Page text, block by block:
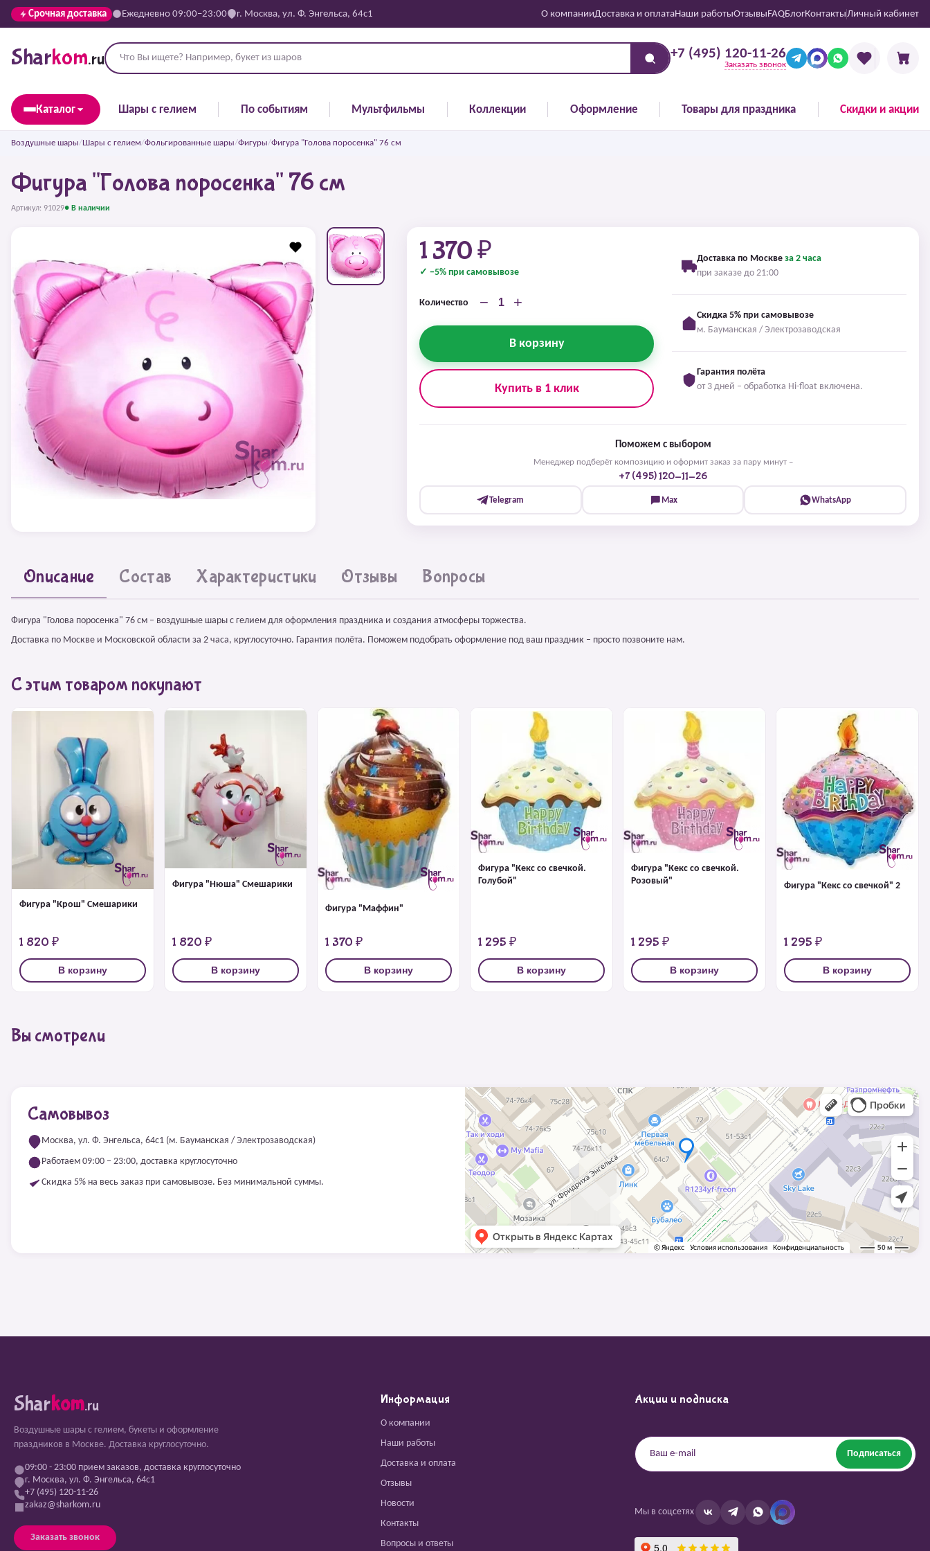
Срочная доставка Ежедневно 09:00–23:00 г. Москва, ул. Ф. Энгельса, 64с1 О компанииДоставка и оплатаНаши работыОтзывыFAQБлогКонтактыЛичный кабинет
Sharkom.ru +7 (495) 120-11-26
Заказать звонок
Каталог Шары с гелием По событиям Мультфильмы Коллекции Оформление Товары для праздника Скидки и акции
Воздушные шары/Шары с гелием/Фольгированные шары/Фигуры/Фигура "Голова поросенка" 76 см
Фигура "Голова поросенка" 76 см
Артикул: 91029● В наличии
1 370 ₽
✓ −5% при самовывозе
Количество − +
В корзину
Купить в 1 клик
Доставка по Москве за 2 часа
при заказе до 21:00
Скидка 5% при самовывозе
м. Бауманская / Электрозаводская
Гарантия полёта
от 3 дней – обработка Hi-float включена.
Поможем с выбором
Менеджер подберёт композицию и оформит заказ за пару минут –
+7 (495) 120-11-26
Telegram Max WhatsApp
Описание Состав Характеристики Отзывы Вопросы
Фигура "Голова поросенка" 76 см – воздушные шары с гелием для оформления праздника и создания атмосферы торжества.
Доставка по Москве и Московской области за 2 часа, круглосуточно. Гарантия полёта. Поможем подобрать оформление под ваш праздник – просто позвоните нам.
С этим товаром покупают
Фигура "Крош" Смешарики
1 820 ₽
В корзину
Фигура "Нюша" Смешарики
1 820 ₽
В корзину
Фигура "Маффин"
1 370 ₽
В корзину
Фигура "Кекс со свечкой.
Голубой"
1 295 ₽
В корзину
Фигура "Кекс со свечкой.
Розовый"
1 295 ₽
В корзину
Фигура "Кекс со свечкой" 2
1 295 ₽
В корзину
Вы смотрели
Самовывоз
Москва, ул. Ф. Энгельса, 64с1 (м. Бауманская / Электрозаводская)
Работаем 09:00 – 23:00, доставка круглосуточно
Скидка 5% на весь заказ при самовывозе. Без минимальной суммы.
Sharkom.ru
Воздушные шары с гелием, букеты и оформление
праздников в Москве. Доставка круглосуточно.
09:00 - 23:00 прием заказов, доставка круглосуточно
г. Москва, ул. Ф. Энгельса, 64с1
+7 (495) 120-11-26
zakaz@sharkom.ru
Заказать звонок
Информация
О компании
Наши работы
Доставка и оплата
Отзывы
Новости
Контакты
Вопросы и ответы
Акции и подписка
Подписаться
Мы в соцсетях